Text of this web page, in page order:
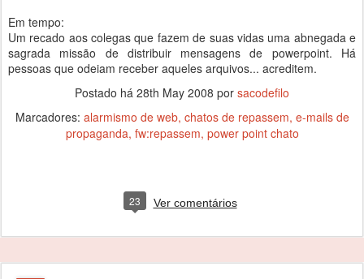
Em tempo:
Um recado aos colegas que fazem de suas vidas uma abnegada e
sagrada missão de distribuir mensagens de powerpoint. Há
pessoas que odeiam receber aqueles arquivos... acreditem.
Postado há 28th May 2008 por sacodefilo
Marcadores: alarmismo de web chatos de repassem e-mails de
propaganda fw:repassem power point chato
23 Ver comentários